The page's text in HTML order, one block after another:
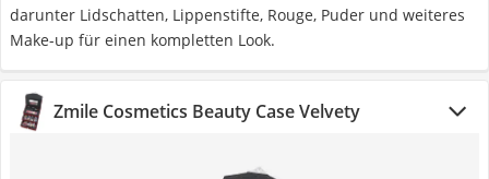
darunter Lidschatten, Lippenstifte, Rouge, Puder und weiteres
Make-up für einen kompletten Look.
Zmile Cosmetics Beauty Case Velvety